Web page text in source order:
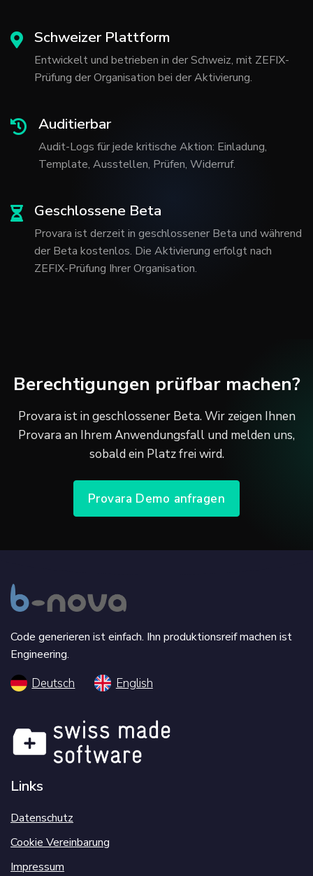
Schweizer Plattform
Entwickelt und betrieben in der Schweiz, mit ZEFIX-
Prüfung der Organisation bei der Aktivierung.
Auditierbar
Audit-Logs für jede kritische Aktion: Einladung,
Template, Ausstellen, Prüfen, Widerruf.
Geschlossene Beta
Provara ist derzeit in geschlossener Beta und während
der Beta kostenlos. Die Aktivierung erfolgt nach
ZEFIX-Prüfung Ihrer Organisation.
Berechtigungen prüfbar machen?
Provara ist in geschlossener Beta. Wir zeigen Ihnen
Provara an Ihrem Anwendungsfall und melden uns,
sobald ein Platz frei wird.
Provara Demo anfragen
Code generieren ist einfach. Ihn produktionsreif machen ist
Engineering.
Deutsch English
Links
Datenschutz
Cookie Vereinbarung
Impressum